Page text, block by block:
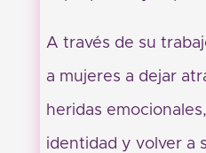
A través de su
a mujeres a dejar
heridas
identidad y volver a